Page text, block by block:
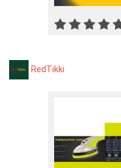
RedTikki